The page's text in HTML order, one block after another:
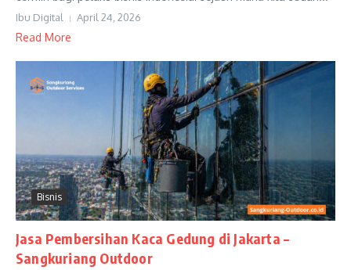
Ibu Digital April 24, 2026
Read More
Bisnis
Jasa Pembersihan Kaca Gedung di Jakarta –
Sangkuriang Outdoor